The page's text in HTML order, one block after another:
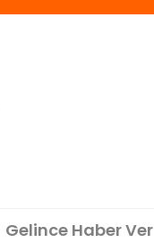
Gelince Haber Ver